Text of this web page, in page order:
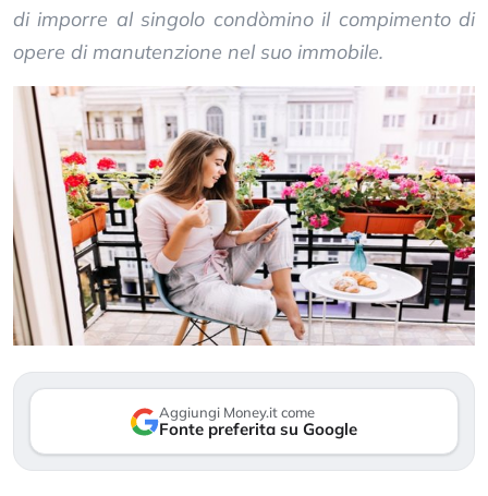
di imporre al singolo condòmino il compimento di
opere di manutenzione nel suo immobile.
Aggiungi Money.it come
Fonte preferita su Google